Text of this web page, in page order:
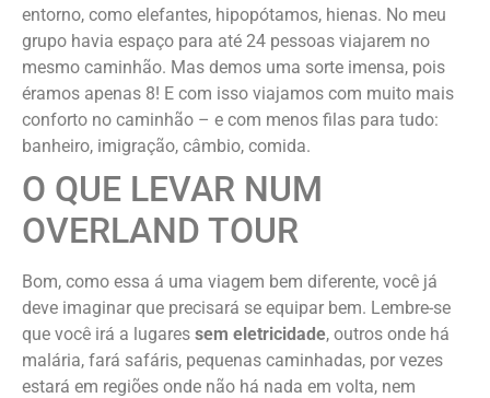
entorno, como elefantes, hipopótamos, hienas. No meu
grupo havia espaço para até 24 pessoas viajarem no
mesmo caminhão. Mas demos uma sorte imensa, pois
éramos apenas 8! E com isso viajamos com muito mais
conforto no caminhão – e com menos filas para tudo:
banheiro, imigração, câmbio, comida.
O QUE LEVAR NUM
OVERLAND TOUR
Bom, como essa á uma viagem bem diferente, você já
deve imaginar que precisará se equipar bem. Lembre-se
que você irá a lugares sem eletricidade, outros onde há
malária, fará safáris, pequenas caminhadas, por vezes
estará em regiões onde não há nada em volta, nem